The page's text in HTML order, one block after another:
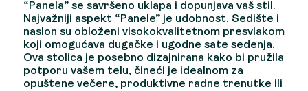
“Panela” se savršeno uklapa i dopunjava vaš stil.
Najvažniji aspekt “Panele” je udobnost. Sedište i
naslon su obloženi visokokvalitetnom presvlakom
koji omogućava dugačke i ugodne sate sedenja.
Ova stolica je posebno dizajnirana kako bi pružila
potporu vašem telu, čineći je idealnom za
opuštene večere, produktivne radne trenutke ili